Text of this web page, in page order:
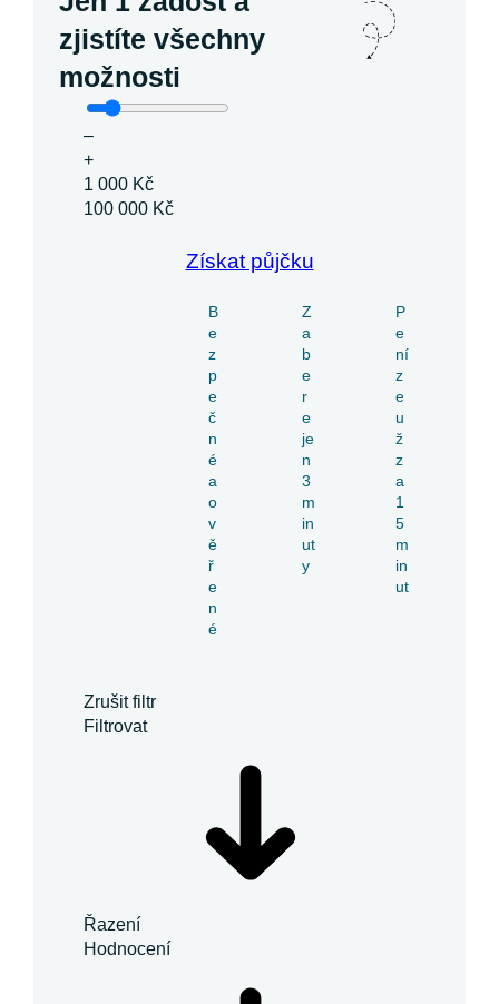
zjistíte všechny
možnosti
–
+
1 000 Kč
100 000 Kč
Získat půjčku
B
e
z
p
e
č
n
é
a
o
v
ě
ř
e
n
é
Z
a
b
e
r
e
je
n
3
m
in
ut
y
P
e
ní
z
e
u
ž
z
a
1
5
m
in
ut
Zrušit filtr
Filtrovat
Řazení
Hodnocení